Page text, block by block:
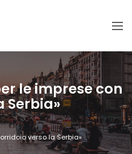
le imprese con
Serbia»
verso la Serbia»